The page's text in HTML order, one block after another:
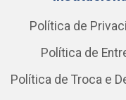
Política de
Política de
Política de Troca e